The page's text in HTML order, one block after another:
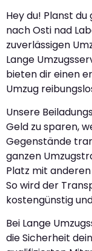
Hey du! Planst
nach Osti nad
zuverlässigen
Lange
bieten dir einen
Umzug
Unsere
Geld zu sparen,
Gegenstände
ganzen
Platz mit
So wird der
kostengünstig
Bei Lange
die Sicherheit